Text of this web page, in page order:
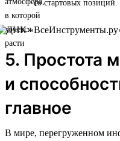
со стартовых позиций.
5. Простота
и
главное
В мире, перегруженном